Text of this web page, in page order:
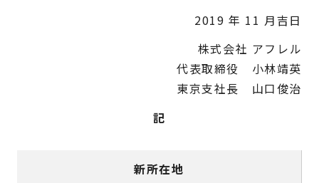
2019 年 11 月吉日
株式会社 アフレル
代表取締役 小林靖英
東京支社長 山口俊治
記
新所在地